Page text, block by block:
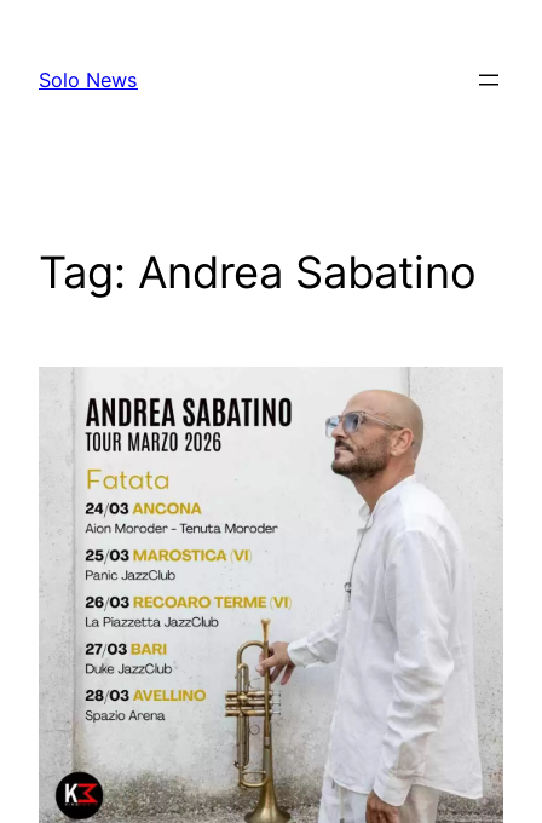
content
Solo News
Tag: Andrea Sabatino